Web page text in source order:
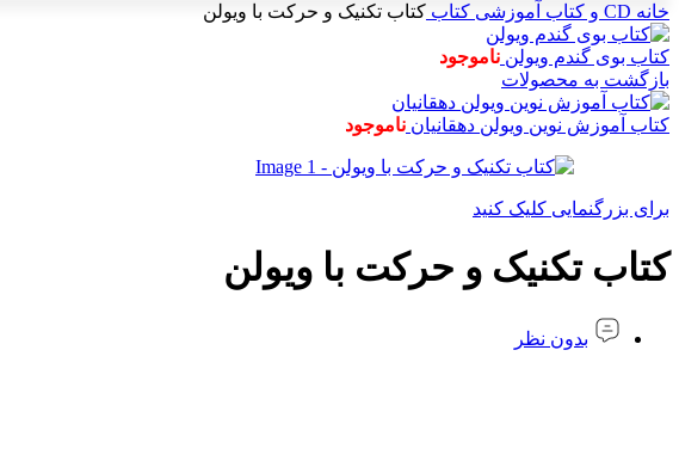
خانه CD و کتاب آموزشی کتاب کتاب تکنیک و حرکت با ویولن
کتاب بوی گندم ویولن ناموجود
بازگشت به محصولات
کتاب آموزش نوین ویولن دهقانیان ناموجود
برای بزرگنمایی کلیک کنید
کتاب تکنیک و حرکت با ویولن
بدون نظر